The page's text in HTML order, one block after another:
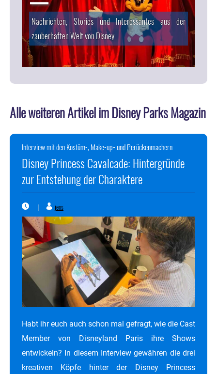
Nachrichten, Stories und Interessantes aus der
zauberhaften Welt von Disney
Alle weiteren Artikel im Disney Parks Magazin
Interview mit den Kostüm-, Make-up- und Perückenmachern
Disney Princess Cavalcade: Hintergründe
zur Entstehung der Charaktere
| jens
Habt ihr euch auch schon mal gefragt, wie die Cast
Member von Disneyland Paris ihre Shows
entwickeln? In diesem Interview gewähren die drei
kreativen Köpfe hinter der Disney Princess